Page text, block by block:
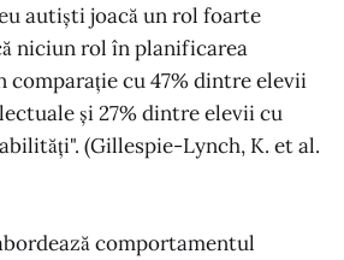
autiști joacă un rol foarte
niciun rol în planificarea
cu 47% dintre elevii
și 27% dintre elevii cu
(Gillespie-Lynch, K. et al.
comportamentul